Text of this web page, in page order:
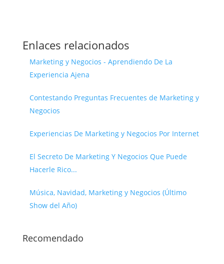
Enlaces relacionados
Marketing y Negocios - Aprendiendo De La
Experiencia Ajena
Contestando Preguntas Frecuentes de Marketing y
Negocios
Experiencias De Marketing y Negocios Por Internet
El Secreto De Marketing Y Negocios Que Puede
Hacerle Rico...
Música, Navidad, Marketing y Negocios (Último
Show del Año)
Recomendado